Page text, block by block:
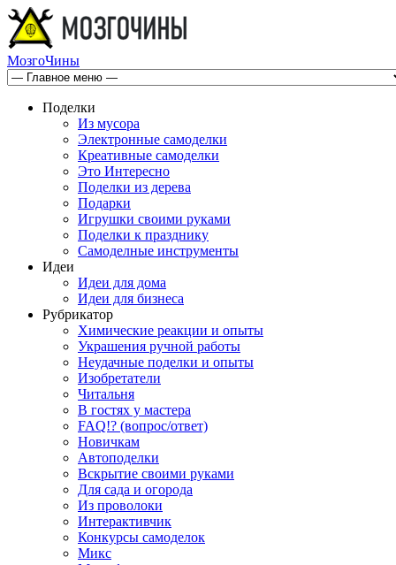
МозгоЧины
Поделки
Из мусора
Электронные самоделки
Креативные самоделки
Это Интересно
Поделки из дерева
Подарки
Игрушки своими руками
Поделки к празднику
Самоделные инструменты
Идеи
Идеи для дома
Идеи для бизнеса
Рубрикатор
Химические реакции и опыты
Украшения ручной работы
Неудачные поделки и опыты
Изобретатели
Читальня
В гостях у мастера
FAQ!? (вопрос/ответ)
Новичкам
Автоподелки
Вскрытие своими руками
Для сада и огорода
Из проволоки
Интерактивчик
Конкурсы самоделок
Микс